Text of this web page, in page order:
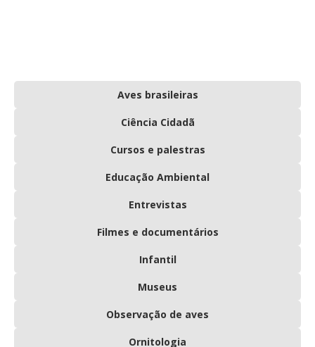
Aves brasileiras
Ciência Cidadã
Cursos e palestras
Educação Ambiental
Entrevistas
Filmes e documentários
Infantil
Museus
Observação de aves
Ornitologia